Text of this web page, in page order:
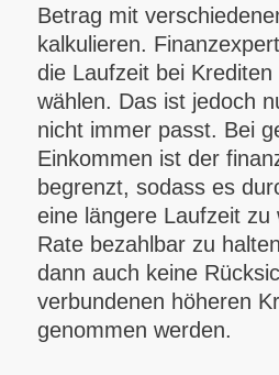
Betrag mit
kalkulieren.
die Laufzeit bei
wählen. Das ist jedoch
nicht immer passt. Bei
Einkommen ist der
begrenzt, sodass es
eine längere Laufzeit zu
Rate bezahlbar zu
dann auch keine
verbundenen höheren
genommen werden.